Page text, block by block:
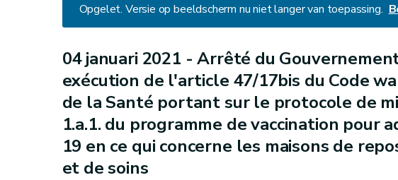
Opgelet. Versie op beeldscherm nu niet langer van toepassing.
04 januari 2021 -Arrêté du
exécution de l'article 47/17bis du Code
de la Santé portant sur le protocole de
1.a.1. du programme de vaccination pour
19 en ce qui concerne les maisons de
et de soins